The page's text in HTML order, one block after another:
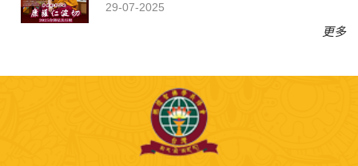
29-07-2025
更多